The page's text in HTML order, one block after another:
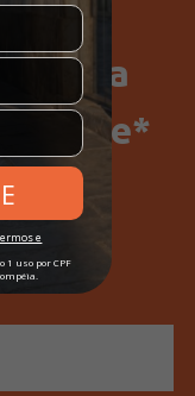
na sua
no site*